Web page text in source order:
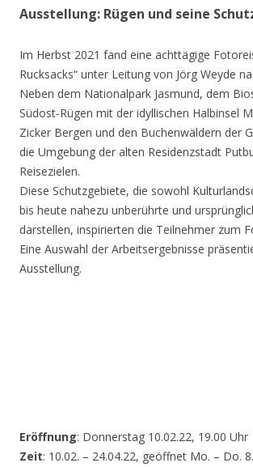
Ausstellung: Rügen und seine
Im Herbst 2021 fand eine achttägige
Rucksacks“ unter Leitung von Jörg Weyde
Neben dem Nationalpark Jasmund, dem
Südost-Rügen mit der idyllischen Halbinsel
Zicker Bergen und den Buchenwäldern der
die Umgebung der alten Residenzstadt
Reisezielen.
Diese Schutzgebiete, die sowohl
bis heute nahezu unberührte und
darstellen, inspirierten die Teilnehmer zum
Eine Auswahl der Arbeitsergebnisse
Ausstellung.
Eröffnung: Donnerstag 10.02.22, 19.00 Uhr
Zeit: 10.02. – 24.04.22, geöffnet Mo. – Do.